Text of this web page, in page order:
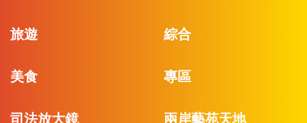
旅遊 綜合
美食 專區
司法放大鏡 兩岸藝苑天地